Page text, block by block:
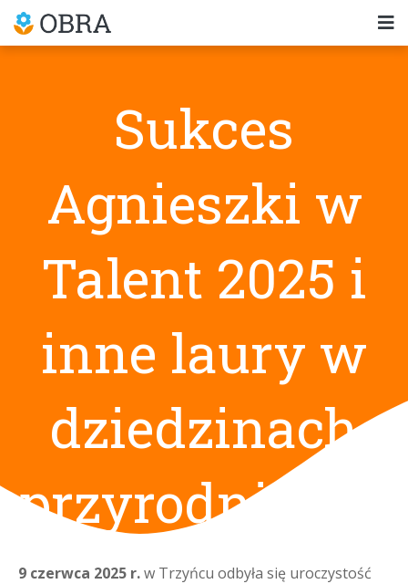
Sukces
Agnieszki w
Talent 2025 i
inne laury w
dziedzinach
9 czerwca 2025 r.w Trzyńcu odbyła się uroczystość